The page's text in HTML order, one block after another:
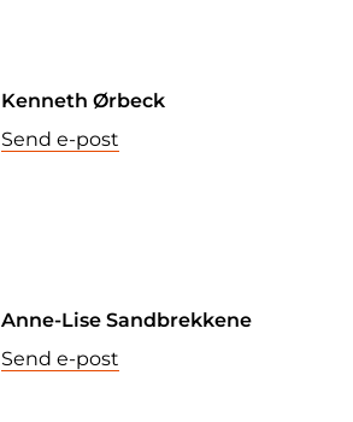
Kenneth Ørbeck
Send e-post
Anne-Lise Sandbrekkene
Send e-post